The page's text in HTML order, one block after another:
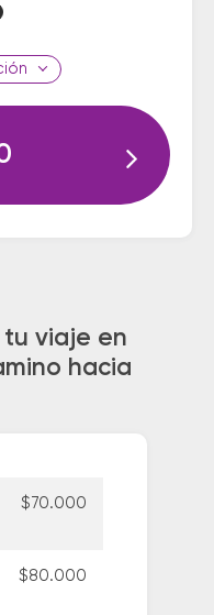
tu viaje en
hacia
$70.000
$80.000